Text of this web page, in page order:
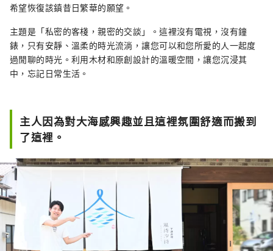
希望恢復該鎮昔日繁華的願望。
主題是「私密的客棧，親密的交談」。這裡沒有電視，沒有鐘
錶，只有安靜、溫柔的時光流淌，讓您可以和您所愛的人一起度
過閒聊的時光。利用木材和原創設計的溫暖空間，讓您沉浸其
中，忘記日常生活。
主人因為對大海感興趣並且這裡氛圍舒適而搬到
了這裡。